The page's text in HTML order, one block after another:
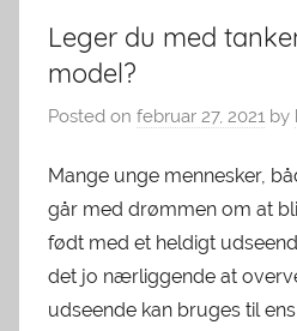
Leger du med
model?
Posted on februar 27, 2021 by
Mange unge mennesker,
går med drømmen om at
født med et heldigt
det jo nærliggende at
udseende kan bruges til